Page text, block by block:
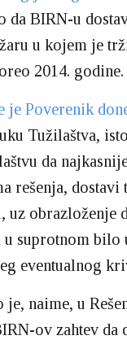
da BIRN-u
u kojem je
2014. godine.
je Poverenik
Tužilaštva,
da
rešenja, dostavi
uz obrazloženje
u suprotnom bilo
eventualnog
naime, u
ov zahtev da